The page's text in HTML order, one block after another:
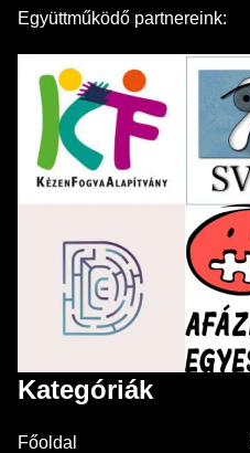
Együttműködő partnereink:
Kategóriák
Főoldal